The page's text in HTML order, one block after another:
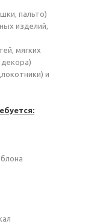
пальто)
изделий,
мягких
и